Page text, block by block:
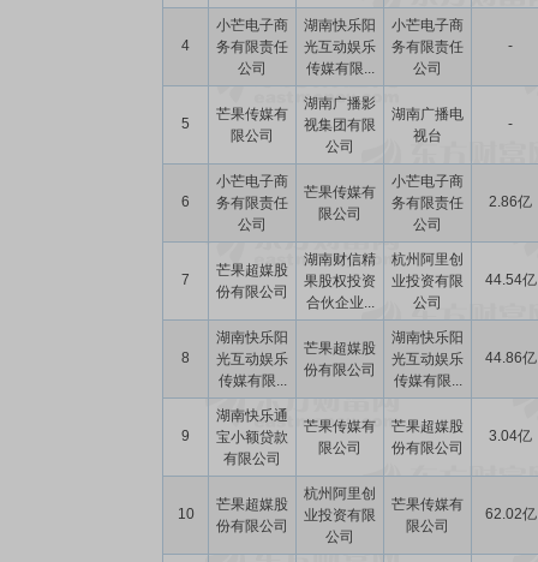
4
小芒电子商
务有限责任
公司
湖南快乐阳
光互动娱乐
传媒有限...
小芒电子商
务有限责任
公司
-
5
芒果传媒有
限公司
湖南广播影
视集团有限
公司
湖南广播电
视台
-
6
小芒电子商
务有限责任
公司
芒果传媒有
限公司
小芒电子商
务有限责任
公司
2.86亿
7
芒果超媒股
份有限公司
湖南财信精
果股权投资
合伙企业...
杭州阿里创
业投资有限
公司
44.54亿
8
湖南快乐阳
光互动娱乐
传媒有限...
芒果超媒股
份有限公司
湖南快乐阳
光互动娱乐
传媒有限...
44.86亿
9
湖南快乐通
宝小额贷款
有限公司
芒果传媒有
限公司
芒果超媒股
份有限公司
3.04亿
10
芒果超媒股
份有限公司
杭州阿里创
业投资有限
公司
芒果传媒有
限公司
62.02亿